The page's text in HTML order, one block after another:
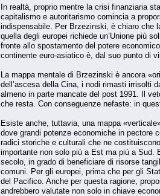
In realtà, proprio mentre la crisi finanziaria
capitalismo e autoritarismo comincia a
indispensabile. Per Brzezinski, è chiaro che
quella degli europei richiede un’Unione più
fronte allo spostamento del potere
continente euro-asiatico è, dal suo punto di
La mappa mentale di Brzezinski è ancora
dell’ascesa della Cina, i nodi rimasti irrisolti
almeno in parte mancate del post 1991. Il
che resta. Con conseguenze nefaste: in
Esiste anche, tuttavia, una mappa
dove grandi potenze economiche in pectore
radici storiche e culturali che ne
importante non solo più a Est ma più a Sud.
secolo, in grado di beneficiare di risorse
comuni. Per gli europei, prima che per gli
del Pacifico. Anche per questa ragione,
andrebbero valutate non solo in chiave